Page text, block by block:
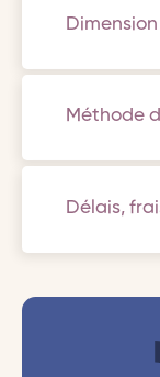
Dimension
Méthode
Délais,